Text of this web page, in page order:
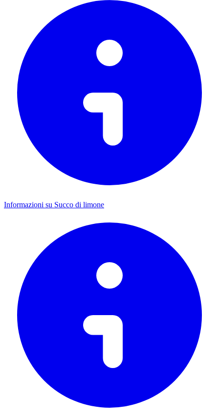
Informazioni su Succo di limone